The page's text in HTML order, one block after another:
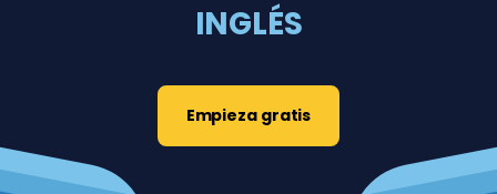
INGLÉS
Empieza gratis